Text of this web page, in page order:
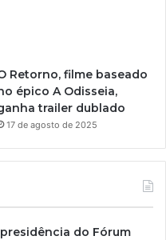
Retorno, filme baseado
épico A Odisseia,
trailer dublado
17 de agosto de 2025
do Fórum